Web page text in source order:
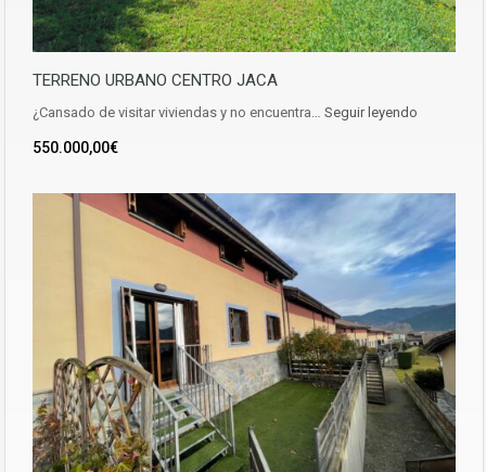
TERRENO URBANO CENTRO JACA
¿Cansado de visitar viviendas y no encuentra… Seguir leyendo
550.000,00€